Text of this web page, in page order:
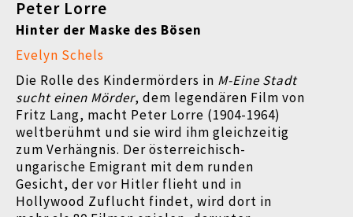
Peter Lorre
Hinter der Maske des Bösen
Evelyn Schels
Die Rolle des Kindermörders in M-Eine Stadt
sucht einen Mörder, dem legendären Film von
Fritz Lang, macht Peter Lorre (1904-1964)
weltberühmt und sie wird ihm gleichzeitig
zum Verhängnis. Der österreichisch-
ungarische Emigrant mit dem runden
Gesicht, der vor Hitler flieht und in
Hollywood Zuflucht findet, wird dort in